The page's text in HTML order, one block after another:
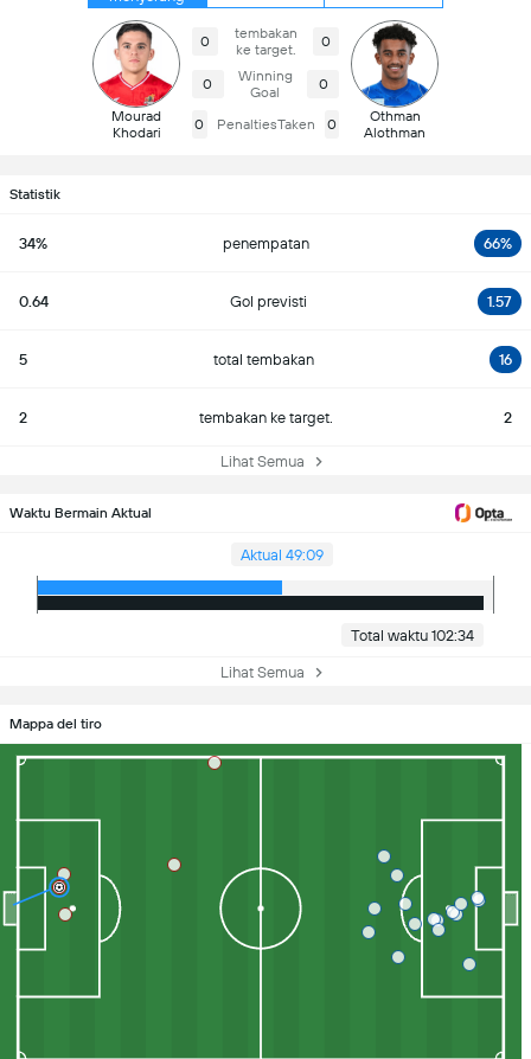
Mourad
Khodari
0
tembakan
ke target.
0
0
Winning
Goal
0
0 PenaltiesTaken 0
Othman
Alothman
Statistik
34% penempatan 66%
0.64 Gol previsti 1.57
5 total tembakan 16
2 tembakan ke target. 2
Lihat Semua
Waktu Bermain Aktual
Aktual 49:09
Total waktu 102:34
Lihat Semua
Mappa del tiro